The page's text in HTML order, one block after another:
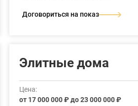
Договориться на показ
Элитные дома
Цена:
от 17 000 000 ₽ до 23 000 000 ₽